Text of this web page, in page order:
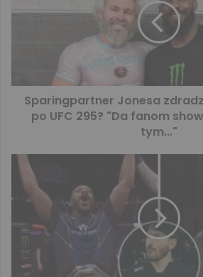
Sparingpartner Jonesa
po UFC 295? "Da fanom
tym..."